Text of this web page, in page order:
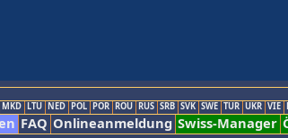
MKD LTU NED POL POR ROU RUS SRB SVK SWE TUR UKR VIE
FAQ Onlineanmeldung Swiss-Manager